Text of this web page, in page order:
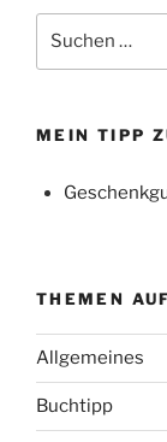
nach:
MEIN TIPP
THEMEN
Allgemeines
Buchtipp